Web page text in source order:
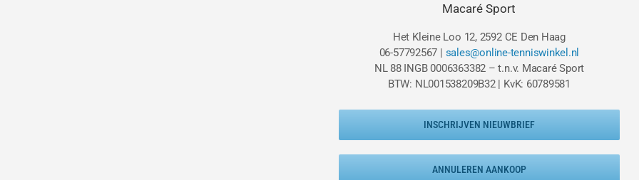
Macaré Sport
Het Kleine Loo 12, 2592 CE Den Haag
06-57792567 | sales@online-tenniswinkel.nl
NL 88 INGB 0006363382 – t.n.v. Macaré Sport
BTW: NL001538209B32 | KvK: 60789581
INSCHRIJVEN NIEUWBRIEF
ANNULEREN AANKOOP